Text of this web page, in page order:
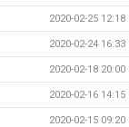
2020-02-25 12:18
2020-02-24 16:33
2020-02-18 20:00
2020-02-16 14:15
2020-02-15 09:20